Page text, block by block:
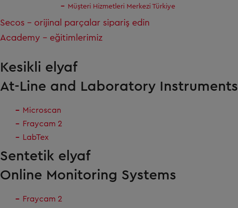
Müşteri Hizmetleri Merkezi Türkiye
Secos – orijinal parçalar sipariş edin
Academy – eğitimlerimiz
Kesikli elyaf
At-Line and Laboratory Instruments
Microscan
Fraycam 2
LabTex
Sentetik elyaf
Online Monitoring Systems
Fraycam 2